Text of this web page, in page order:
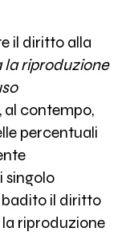
il diritto alla
la riproduzione
al contempo,
percentuali
singolo
il diritto
la riproduzione